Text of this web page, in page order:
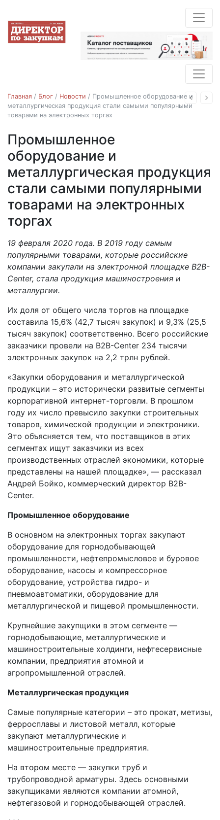
Назад
Главная / Блог / Новости / Промышленное оборудование и
металлургическая продукция стали самыми популярными
товарами на электронных торгах
Новости
Промышленное
оборудование и
металлургическая продукция
стали самыми популярными
товарами на электронных
торгах
19.02.2020
19 февраля 2020 года. В 2019 году самым
популярными товарами, которые российские
компании закупали на электронной площадке B2B-
Center, стала продукция машиностроения и
металлургии.
Их доля от общего числа торгов на площадке
составила 15,6% (42,7 тысяч закупок) и 9,3% (25,5
тысяч закупок) соответственно. Всего российские
заказчики провели на B2B-Center 234 тысячи
электронных закупок на 2,2 трлн рублей.
«Закупки оборудования и металлургической
продукции – это исторически развитые сегменты
корпоративной интернет-торговли. В прошлом
году их число превысило закупки строительных
товаров, химической продукции и электроники.
Это объясняется тем, что поставщиков в этих
сегментах ищут заказчики из всех
производственных отраслей экономики, которые
представлены на нашей площадке», — рассказал
Андрей Бойко, коммерческий директор B2B-
Center.
Промышленное оборудование
В основном на электронных торгах закупают
оборудование для горнодобывающей
промышленности, нефтепромысловое и буровое
оборудование, насосы и компрессорное
оборудование, устройства гидро- и
пневмоавтоматики, оборудование для
металлургической и пищевой промышленности.
Крупнейшие закупщики в этом сегменте —
горнодобывающие, металлургические и
машиностроительные холдинги, нефтесервисные
компании, предприятия атомной и
агропромышленной отраслей.
Металлургическая продукция
Самые популярные категории – это прокат, метизы,
ферросплавы и листовой металл, которые
закупают металлургические и
машиностроительные предприятия.
На втором месте — закупки труб и
трубопроводной арматуры. Здесь основными
закупщиками являются компании атомной,
нефтегазовой и горнодобывающей отраслей.